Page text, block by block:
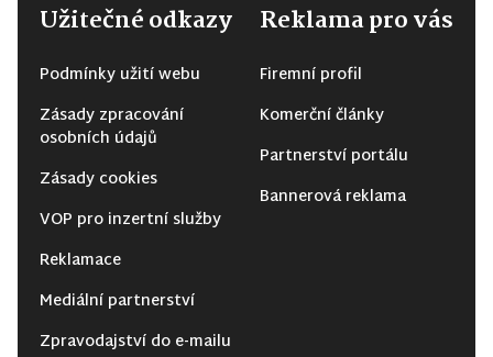
Užitečné odkazy
Podmínky užití webu
Zásady zpracování
osobních údajů
Zásady cookies
VOP pro inzertní služby
Reklamace
Mediální partnerství
Zpravodajství do e-mailu
Reklama pro vás
Firemní profil
Komerční články
Partnerství portálu
Bannerová reklama